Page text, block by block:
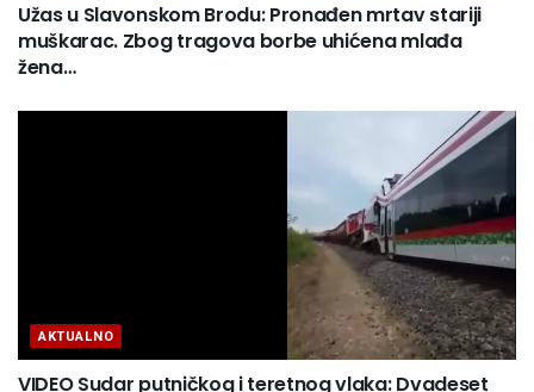
Užas u Slavonskom Brodu: Pronađen mrtav stariji
muškarac. Zbog tragova borbe uhićena mlađa
žena…
AKTUALNO
VIDEO Sudar putničkog i teretnog vlaka: Dvadeset